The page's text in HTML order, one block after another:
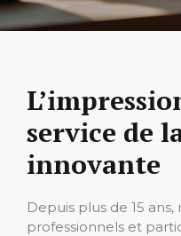
service de
innovante
Depuis plus de 15
professionnels et